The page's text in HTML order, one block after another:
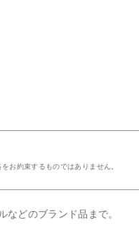
お約束するものではありません。
どのブランド品まで。